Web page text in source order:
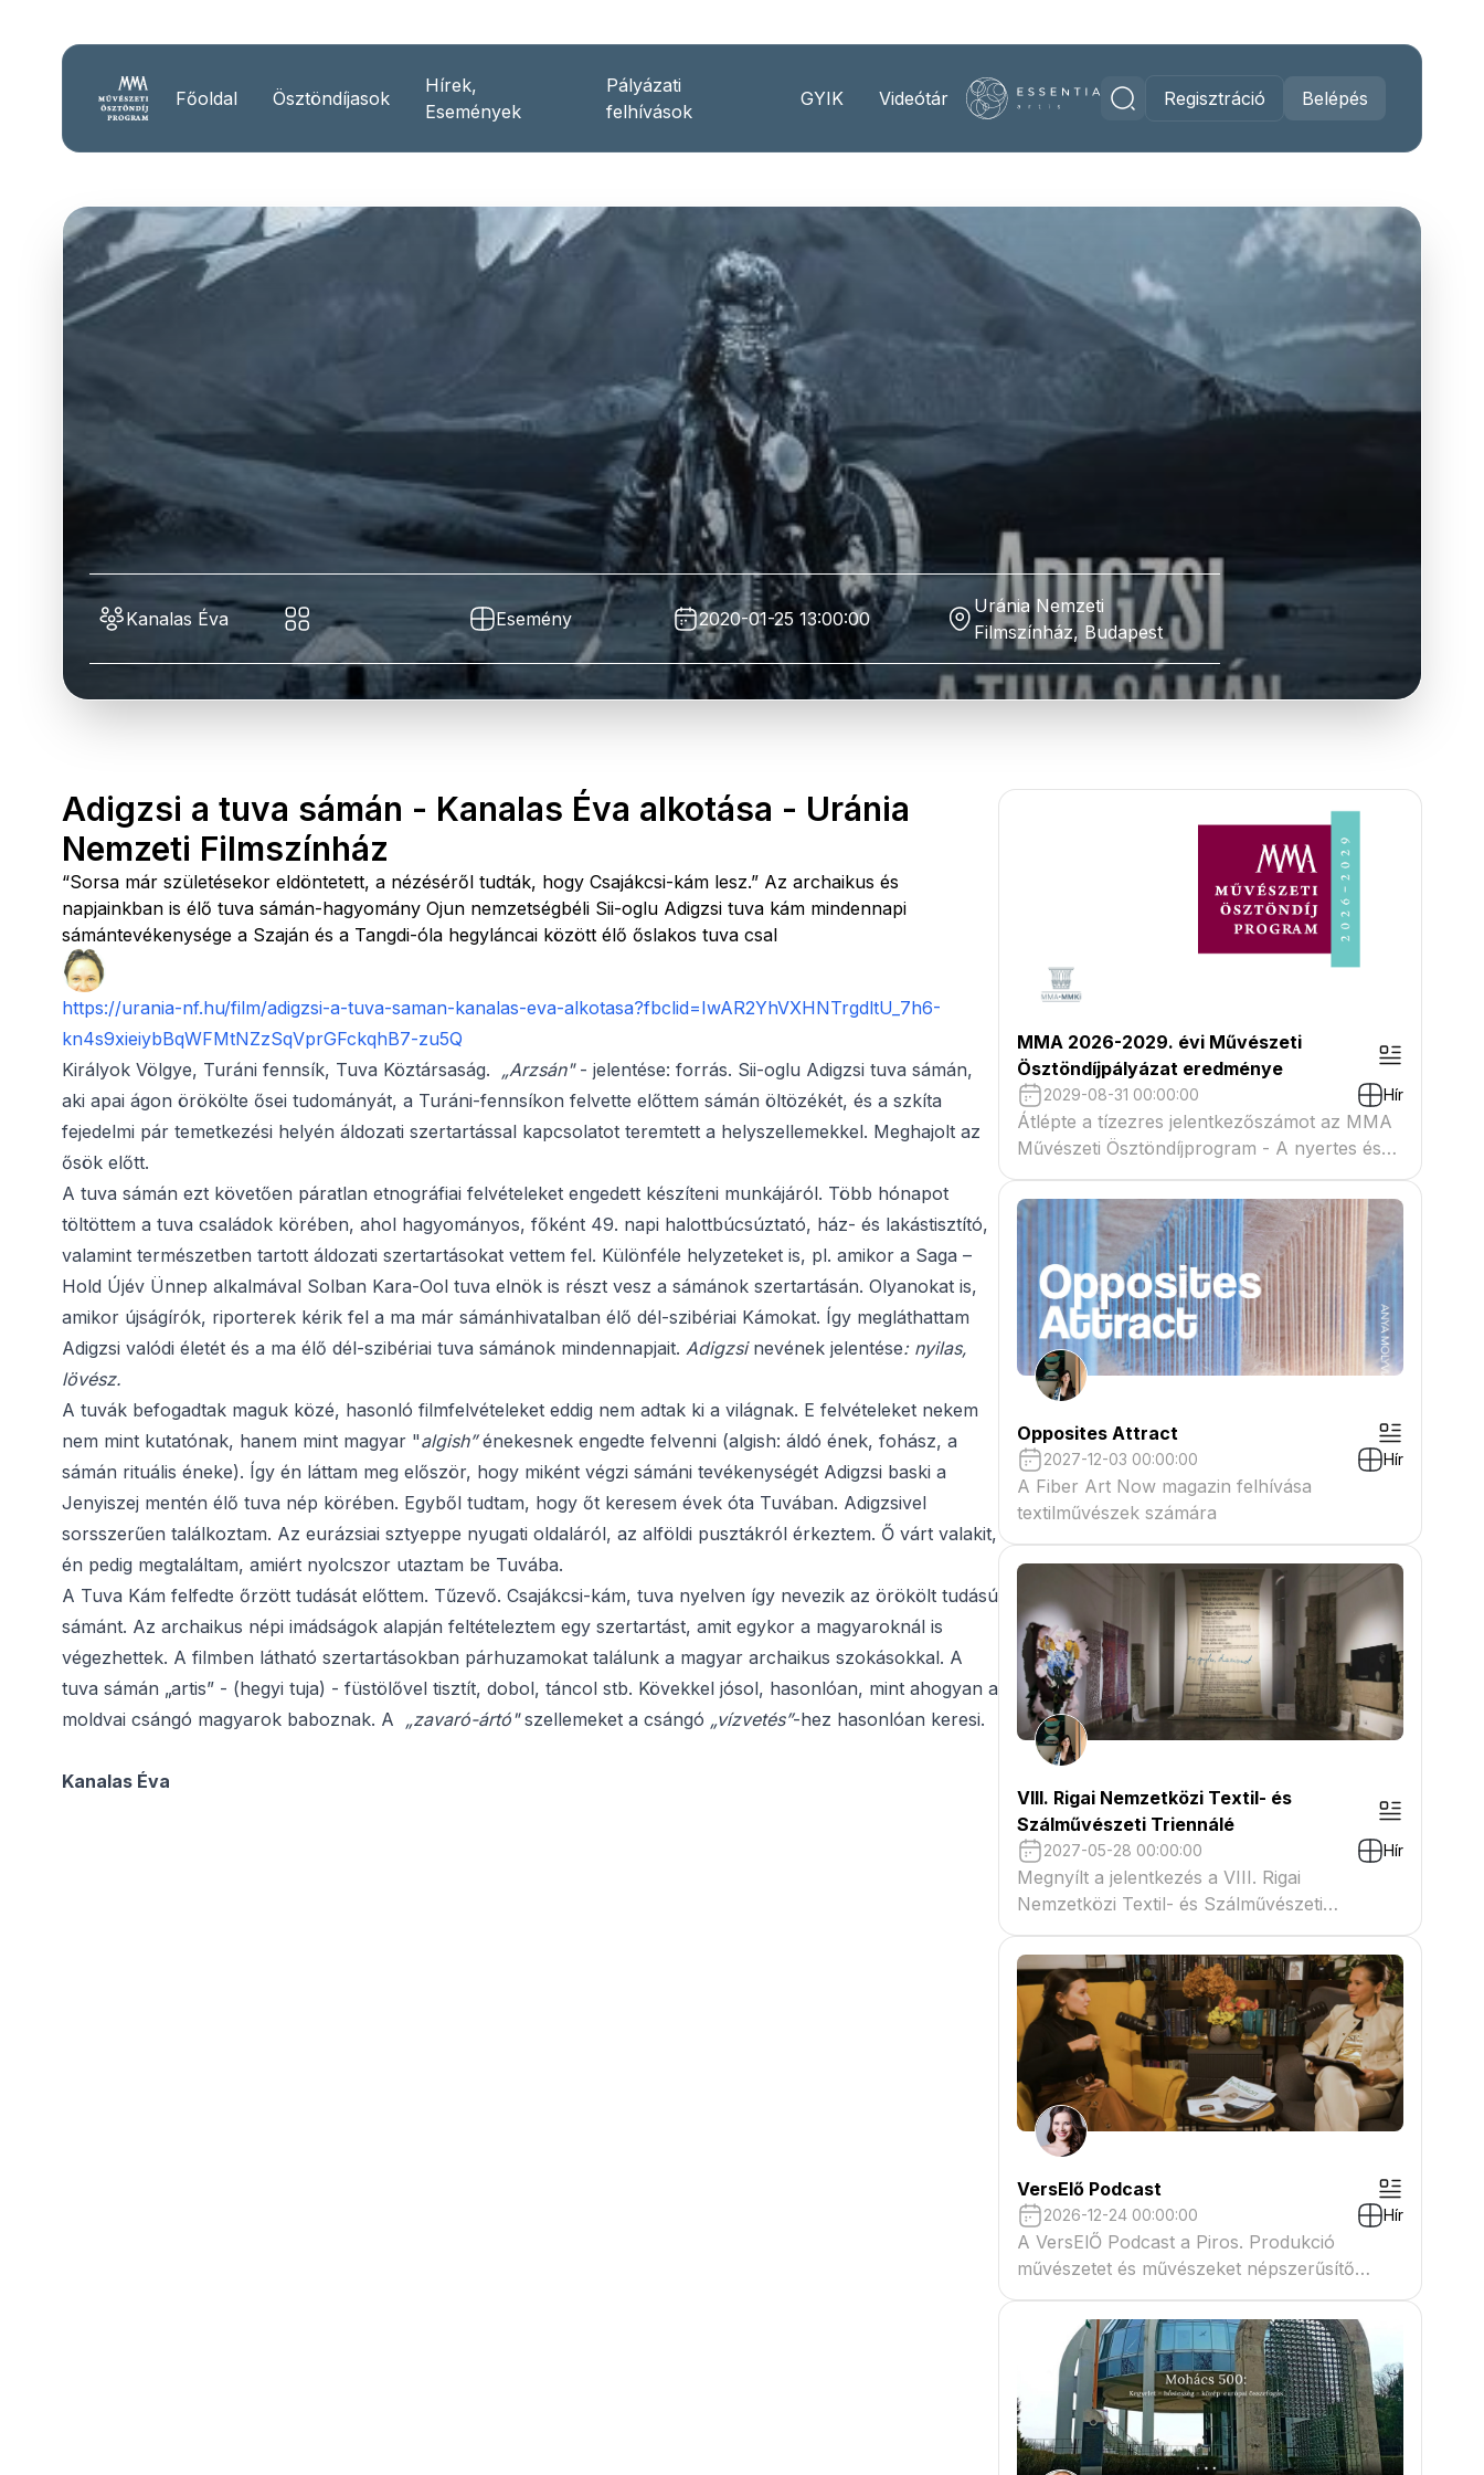
Főoldal Ösztöndíjasok
Hírek,
Események
Pályázati
felhívások
GYIK Videótár Regisztráció Belépés
Kanalas Éva Esemény 2020-01-25 13:00:00
Uránia Nemzeti
Filmszínház, Budapest
Adigzsi a tuva sámán - Kanalas Éva alkotása - Uránia
Nemzeti Filmszínház
“Sorsa már születésekor eldöntetett, a nézéséről tudták, hogy Csajákcsi-kám lesz.” Az archaikus és
napjainkban is élő tuva sámán-hagyomány Ojun nemzetségbéli Sii-oglu Adigzsi tuva kám mindennapi
sámántevékenysége a Szaján és a Tangdi-óla hegyláncai között élő őslakos tuva csal
https://urania-nf.hu/film/adigzsi-a-tuva-saman-kanalas-eva-alkotasa?fbclid=IwAR2YhVXHNTrgdltU_7h6-
kn4s9xieiybBqWFMtNZzSqVprGFckqhB7-zu5Q
Királyok Völgye, Turáni fennsík, Tuva Köztársaság. „Arzsán"- jelentése: forrás. Sii-oglu Adigzsi tuva sámán,
aki apai ágon örökölte ősei tudományát, a Turáni-fennsíkon felvette előttem sámán öltözékét, és a szkíta
fejedelmi pár temetkezési helyén áldozati szertartással kapcsolatot teremtett a helyszellemekkel. Meghajolt az
ősök előtt.
A tuva sámán ezt követően páratlan etnográfiai felvételeket engedett készíteni munkájáról. Több hónapot
töltöttem a tuva családok körében, ahol hagyományos, főként 49. napi halottbúcsúztató, ház- és lakástisztító,
valamint természetben tartott áldozati szertartásokat vettem fel. Különféle helyzeteket is, pl. amikor a Saga –
Hold Újév Ünnep alkalmával Solban Kara-Ool tuva elnök is részt vesz a sámánok szertartásán. Olyanokat is,
amikor újságírók, riporterek kérik fel a ma már sámánhivatalban élő dél-szibériai Kámokat. Így megláthattam
Adigzsi valódi életét és a ma élő dél-szibériai tuva sámánok mindennapjait. Adigzsi nevének jelentése: nyilas,
lövész.
A tuvák befogadtak maguk közé, hasonló filmfelvételeket eddig nem adtak ki a világnak. E felvételeket nekem
nem mint kutatónak, hanem mint magyar "algish”énekesnek engedte felvenni (algish: áldó ének, fohász, a
sámán rituális éneke). Így én láttam meg először, hogy miként végzi sámáni tevékenységét Adigzsi baski a
Jenyiszej mentén élő tuva nép körében. Egyből tudtam, hogy őt keresem évek óta Tuvában. Adigzsivel
sorsszerűen találkoztam. Az eurázsiai sztyeppe nyugati oldaláról, az alföldi pusztákról érkeztem. Ő várt valakit,
én pedig megtaláltam, amiért nyolcszor utaztam be Tuvába.
A Tuva Kám felfedte őrzött tudását előttem. Tűzevő. Csajákcsi-kám, tuva nyelven így nevezik az örökölt tudású
sámánt. Az archaikus népi imádságok alapján feltételeztem egy szertartást, amit egykor a magyaroknál is
végezhettek. A filmben látható szertartásokban párhuzamokat találunk a magyar archaikus szokásokkal. A
tuva sámán „artis” - (hegyi tuja) - füstölővel tisztít, dobol, táncol stb. Kövekkel jósol, hasonlóan, mint ahogyan a
moldvai csángó magyarok baboznak. A „zavaró-ártó"szellemeket a csángó „vízvetés”-hez hasonlóan keresi.
Kanalas Éva
MMA 2026-2029. évi Művészeti
Ösztöndíjpályázat eredménye
2029-08-31 00:00:00 Hír
Átlépte a tízezres jelentkezőszámot az MMA
Művészeti Ösztöndíjprogram - A nyertes és
tartaléklistás pályázók névsora megtekinthető
a csatolmányban
Opposites Attract
2027-12-03 00:00:00 Hír
A Fiber Art Now magazin felhívása
textilművészek számára
VIII. Rigai Nemzetközi Textil- és
Szálművészeti Triennálé
2027-05-28 00:00:00 Hír
Megnyílt a jelentkezés a VIII. Rigai
Nemzetközi Textil- és Szálművészeti
Triennáléra
VersElő Podcast
2026-12-24 00:00:00 Hír
A VersElŐ Podcast a Piros. Produkció
művészetet és művészeket népszerűsítő
beszélgető műsora